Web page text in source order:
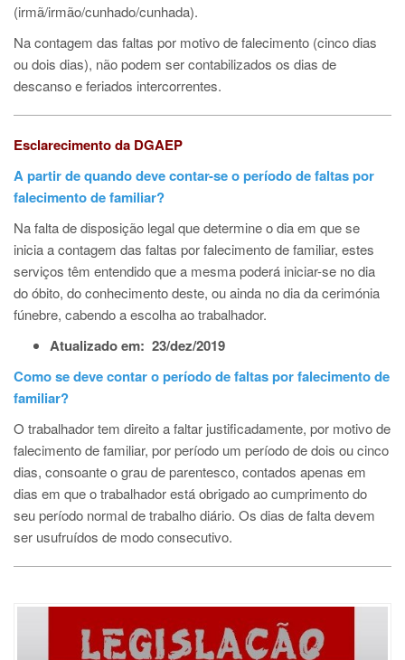
(irmã/irmão/cunhado/cunhada).
Na contagem das faltas por motivo de falecimento (cinco dias
ou dois dias), não podem ser contabilizados os dias de
descanso e feriados intercorrentes.
Esclarecimento da DGAEP
A partir de quando deve contar-se o período de faltas por
falecimento de familiar?
Na falta de disposição legal que determine o dia em que se
inicia a contagem das faltas por falecimento de familiar, estes
serviços têm entendido que a mesma poderá iniciar-se no dia
do óbito, do conhecimento deste, ou ainda no dia da cerimónia
fúnebre, cabendo a escolha ao trabalhador.
Atualizado em: 23/dez/2019
Como se deve contar o período de faltas por falecimento de
familiar?
O trabalhador tem direito a faltar justificadamente, por motivo de
falecimento de familiar, por período um período de dois ou cinco
dias, consoante o grau de parentesco, contados apenas em
dias em que o trabalhador está obrigado ao cumprimento do
seu período normal de trabalho diário. Os dias de falta devem
ser usufruídos de modo consecutivo.